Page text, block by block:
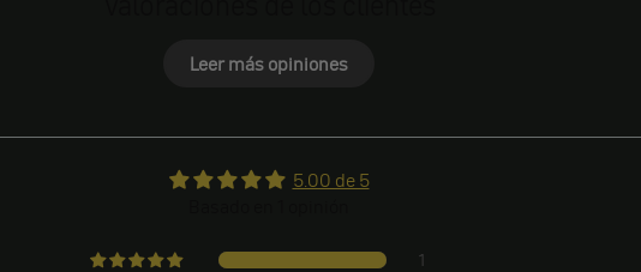
Leer más opiniones
5.00 de 5
1